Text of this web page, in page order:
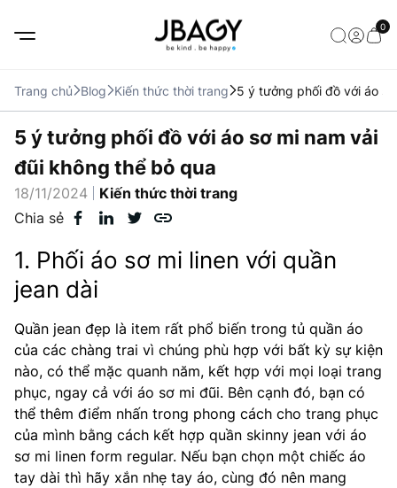
0
Trang chủ Blog Kiến thức thời trang 5 ý tưởng phối đồ với áo
5 ý tưởng phối đồ với áo sơ mi nam vải
đũi không thể bỏ qua
18/11/2024
Kiến thức thời trang
Chia sẻ
1. Phối áo sơ mi linen với quần
jean dài
Quần jean đẹp là item rất phổ biến trong tủ quần áo
của các chàng trai vì chúng phù hợp với bất kỳ sự kiện
nào, có thể mặc quanh năm, kết hợp với mọi loại trang
phục, ngay cả với áo sơ mi đũi. Bên cạnh đó, bạn có
thể thêm điểm nhấn trong phong cách cho trang phục
của mình bằng cách kết hợp quần skinny jean với áo
sơ mi linen form regular. Nếu bạn chọn một chiếc áo
tay dài thì hãy xắn nhẹ tay áo, cùng đó nên mang